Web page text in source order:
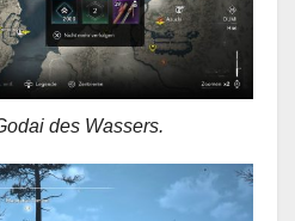
des Wassers.